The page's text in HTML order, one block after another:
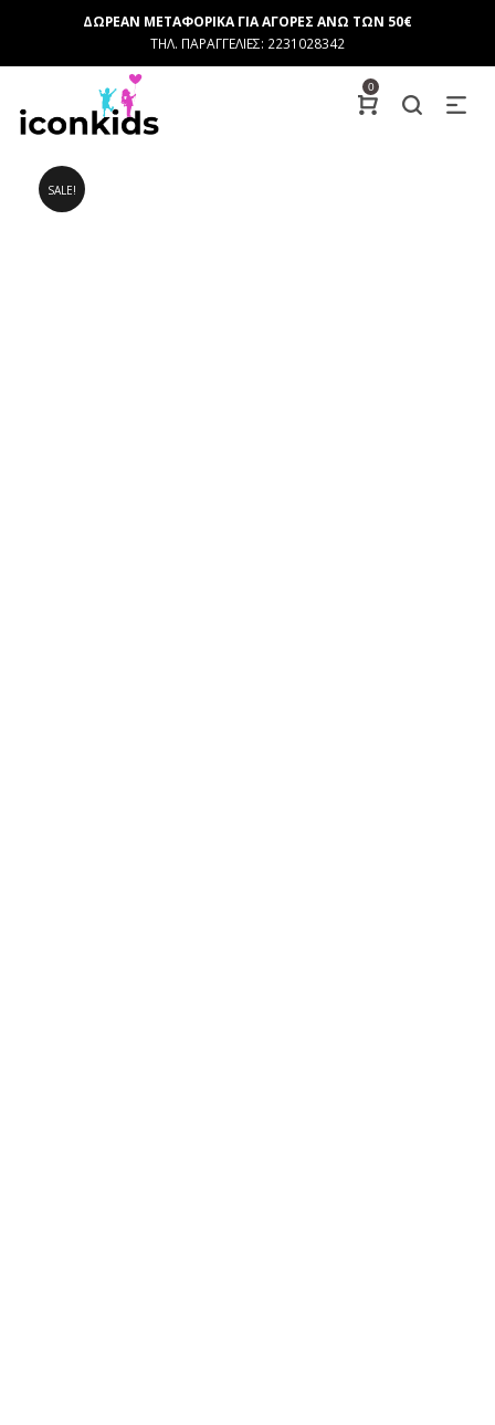
ΔΩΡΕΑΝ ΜΕΤΑΦΟΡΙΚΑ ΓΙΑ ΑΓΟΡΕΣ ΑΝΩ ΤΩΝ 50€
ΤΗΛ. ΠΑΡΑΓΓΕΛΙΕΣ: 2231028342
0
SALE!